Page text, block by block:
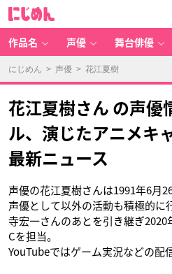
作品名 声優 舞台俳優
にじめん > 声優 > 花江夏樹
花江夏樹さん の声優
ル、演じたアニメキ
最新ニュース
声優の花江夏樹さんは1991年6月
声優として以外の活動も積極的に
寺宏一さんのあとを引き継ぎ
Cを担当。
YouTubeではゲーム実況などの配